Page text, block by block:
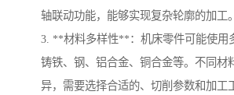
轴联动功能，能够实现复杂轮廓的加工。
3. **材料多样性**：机床零件可能使用
铸铁、钢、铝合金、铜合金等。不同材
异，需要选择合适的、切削参数和加工